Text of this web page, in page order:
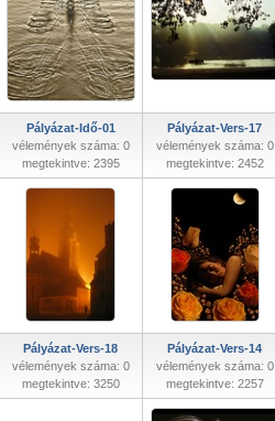
Pályázat-Idő-01
vélemények száma: 0
megtekintve: 2395
Pályázat-Vers-17
vélemények száma: 0
megtekintve: 2452
Pályázat-Vers-18
vélemények száma: 0
megtekintve: 3250
Pályázat-Vers-14
vélemények száma: 0
megtekintve: 2257